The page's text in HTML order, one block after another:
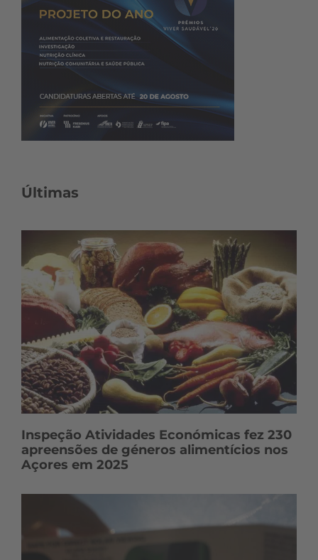
Últimas
Inspeção Atividades Económicas fez 230
apreensões de géneros alimentícios nos
Açores em 2025